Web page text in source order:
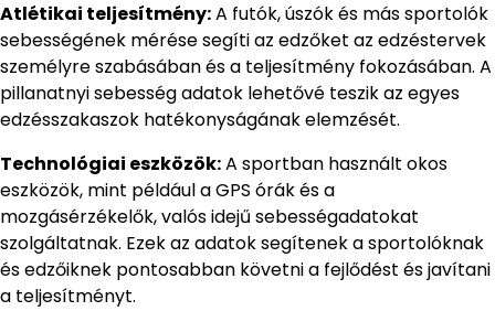
Atlétikai teljesítmény:A futók, úszók és más sportolók
sebességének mérése segíti az edzőket az edzéstervek
személyre szabásában és a teljesítmény fokozásában. A
pillanatnyi sebesség adatok lehetővé teszik az egyes
edzésszakaszok hatékonyságának elemzését.
Technológiai eszközök:A sportban használt okos
eszközök, mint például a GPS órák és a
mozgásérzékelők, valós idejű sebességadatokat
szolgáltatnak. Ezek az adatok segítenek a sportolóknak
és edzőiknek pontosabban követni a fejlődést és javítani
a teljesítményt.